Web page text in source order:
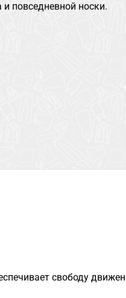
повседневной носки.
свободу